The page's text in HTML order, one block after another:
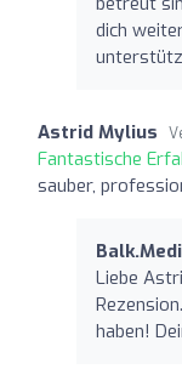
dich
Astrid Mylius
Fantastische
sauber,
Liebe
haben!